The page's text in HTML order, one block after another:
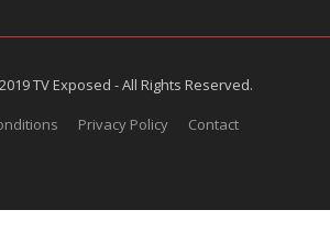
TV Exposed - All Rights Reserved.
Privacy Policy Contact